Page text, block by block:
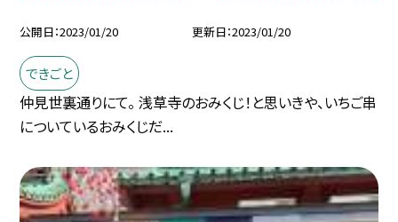
公開日 2023/01/20 更新日 2023/01/20
できごと
仲見世裏通りにて。 浅草寺のおみくじ！と思いきや、いちご串
についているおみくじだ...